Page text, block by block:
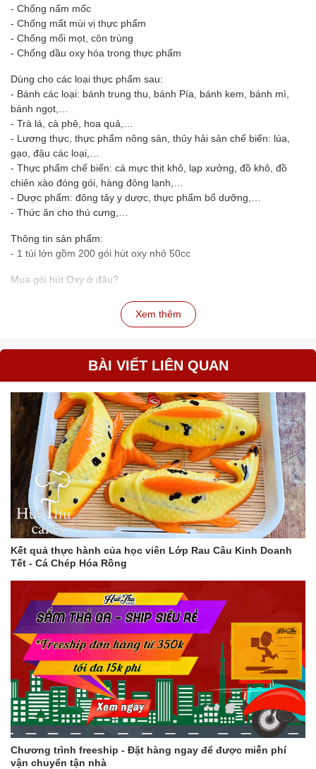
- Chống nấm mốc
- Chống mất mùi vị thực phẩm
- Chống mối mọt, côn trùng
- Chống dầu oxy hóa trong thực phẩm
Dùng cho các loại thực phẩm sau:
- Bánh các loại: bánh trung thu, bánh Pía, bánh kem, bánh mì,
bánh ngọt,…
- Trà lá, cà phê, hoa quả,…
- Lương thực, thực phẩm nông sản, thủy hải sản chế biến: lúa,
gạo, đậu các loại,…
- Thực phẩm chế biến: cá mực thịt khô, lạp xưởng, đồ khô, đồ
chiên xào đóng gói, hàng đông lạnh,…
- Dược phẩm: đông tây y dược, thực phẩm bổ dưỡng,…
- Thức ăn cho thú cưng,…
Thông tin sản phẩm:
- 1 túi lớn gồm 200 gói hút oxy nhỏ 50cc
Mua gói hút Oxy ở đâu?
oxy chất lượng cao với giá tốt.
- Hy vọng những chia sẻ chân thành này về cách sử dụng gói hút
Xem thêm
BÀI VIẾT LIÊN QUAN
Kết quả thực hành của học viên Lớp Rau Câu Kinh Doanh
Tết - Cá Chép Hóa Rồng
Chương trình freeship - Đặt hàng ngay để được miễn phí
vận chuyển tận nhà